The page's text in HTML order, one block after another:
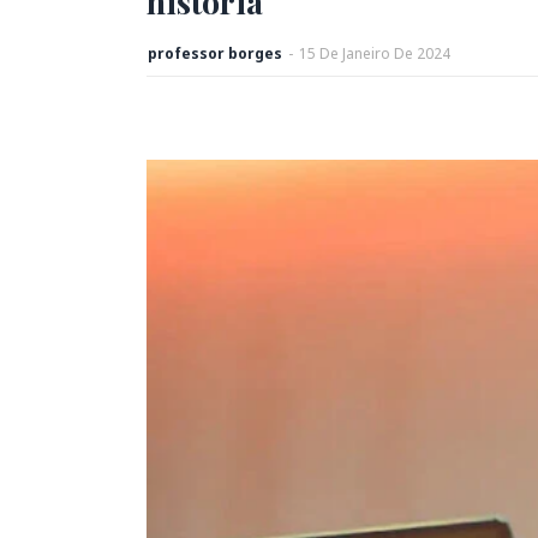
professor borges - 15 De Janeiro De 2024